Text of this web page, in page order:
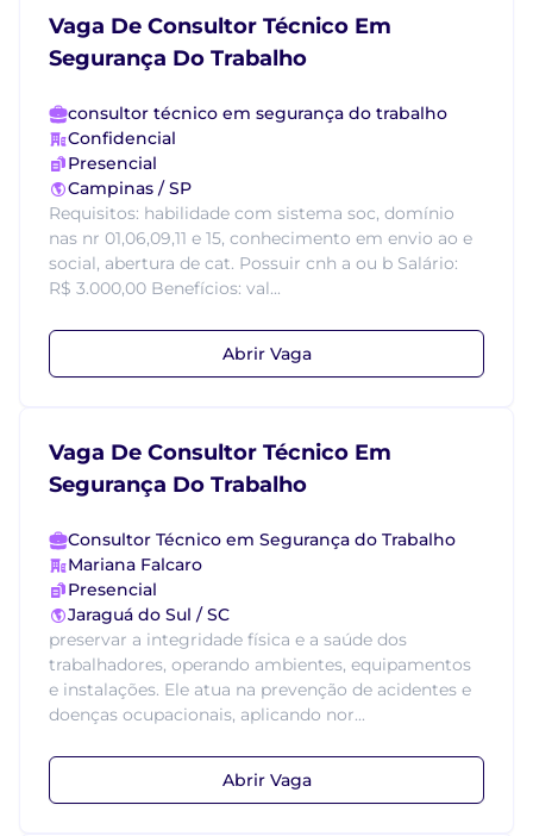
Vaga De Consultor Técnico Em
Segurança Do Trabalho
consultor técnico em segurança do trabalho
Confidencial
Presencial
Campinas / SP
Requisitos: habilidade com sistema soc, domínio
nas nr 01,06,09,11 e 15, conhecimento em envio ao e
social, abertura de cat. Possuir cnh a ou b Salário:
R$ 3.000,00 Benefícios: val...
Abrir Vaga
Vaga De Consultor Técnico Em
Segurança Do Trabalho
Consultor Técnico em Segurança do Trabalho
Mariana Falcaro
Presencial
Jaraguá do Sul / SC
preservar a integridade física e a saúde dos
trabalhadores, operando ambientes, equipamentos
e instalações. Ele atua na prevenção de acidentes e
doenças ocupacionais, aplicando nor...
Abrir Vaga